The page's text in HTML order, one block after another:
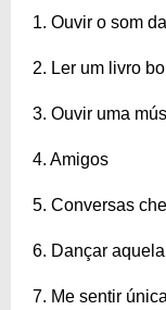
1. Ouvir o som
2. Ler um livro
3. Ouvir uma
4. Amigos
5. Conversas
6. Dançar
7. Me sentir única